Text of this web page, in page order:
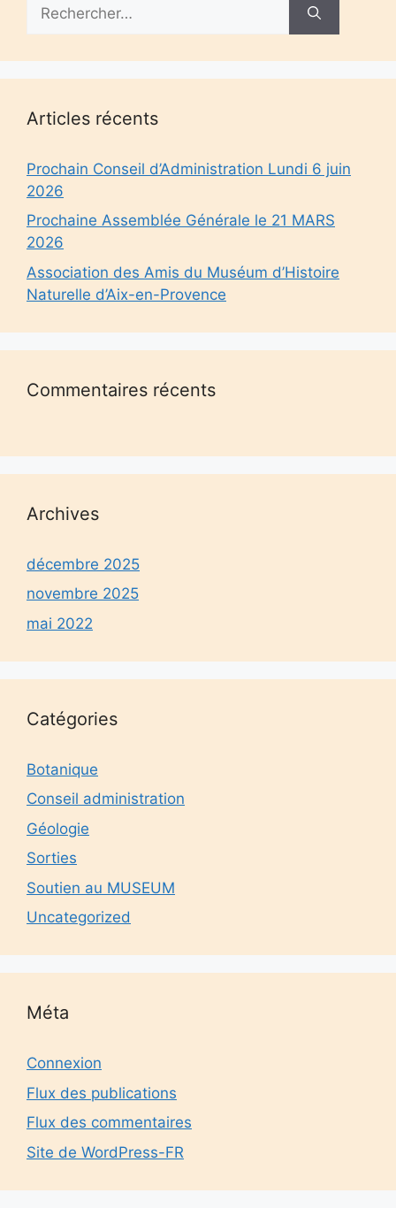
Articles récents
Prochain Conseil d’Administration Lundi 6 juin
2026
Prochaine Assemblée Générale le 21 MARS
2026
Association des Amis du Muséum d’Histoire
Naturelle d’Aix-en-Provence
Commentaires récents
Archives
décembre 2025
novembre 2025
mai 2022
Catégories
Botanique
Conseil administration
Géologie
Sorties
Soutien au MUSEUM
Uncategorized
Méta
Connexion
Flux des publications
Flux des commentaires
Site de WordPress-FR